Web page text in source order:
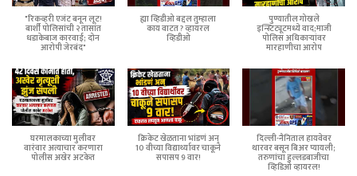
"रिकव्हरी एजंट बनून लूट!
बार्शी पोलिसांची २ तासांत
धडाकेबाज कारवाई; दोन
आरोपी जेरबंद"
ह्या व्हिडीओ बद्दल तुम्हाला
काय वाटत ? व्हायरल
व्हिडीओ
पुण्यातील गोखले
इन्स्टिट्यूटमध्ये वाद;माजी
पोलिस अधिकाऱ्यांवर
मारहाणीचा आरोप
घरमालकाच्या मुलीवर
वारंवार अत्याचार करणारा
पोलीस अखेर अटकेत
क्रिकेट खेळताना भांडणं अन्
10 वीच्या विद्यार्थ्यावर चाकूने
सपासप 9 वार!
दिल्ली-नैनिताल हायवेवर
थारवर बसून बिअर प्यायली;
तरुणांचा हुल्लडबाजीचा
व्हिडिओ व्हायरल!